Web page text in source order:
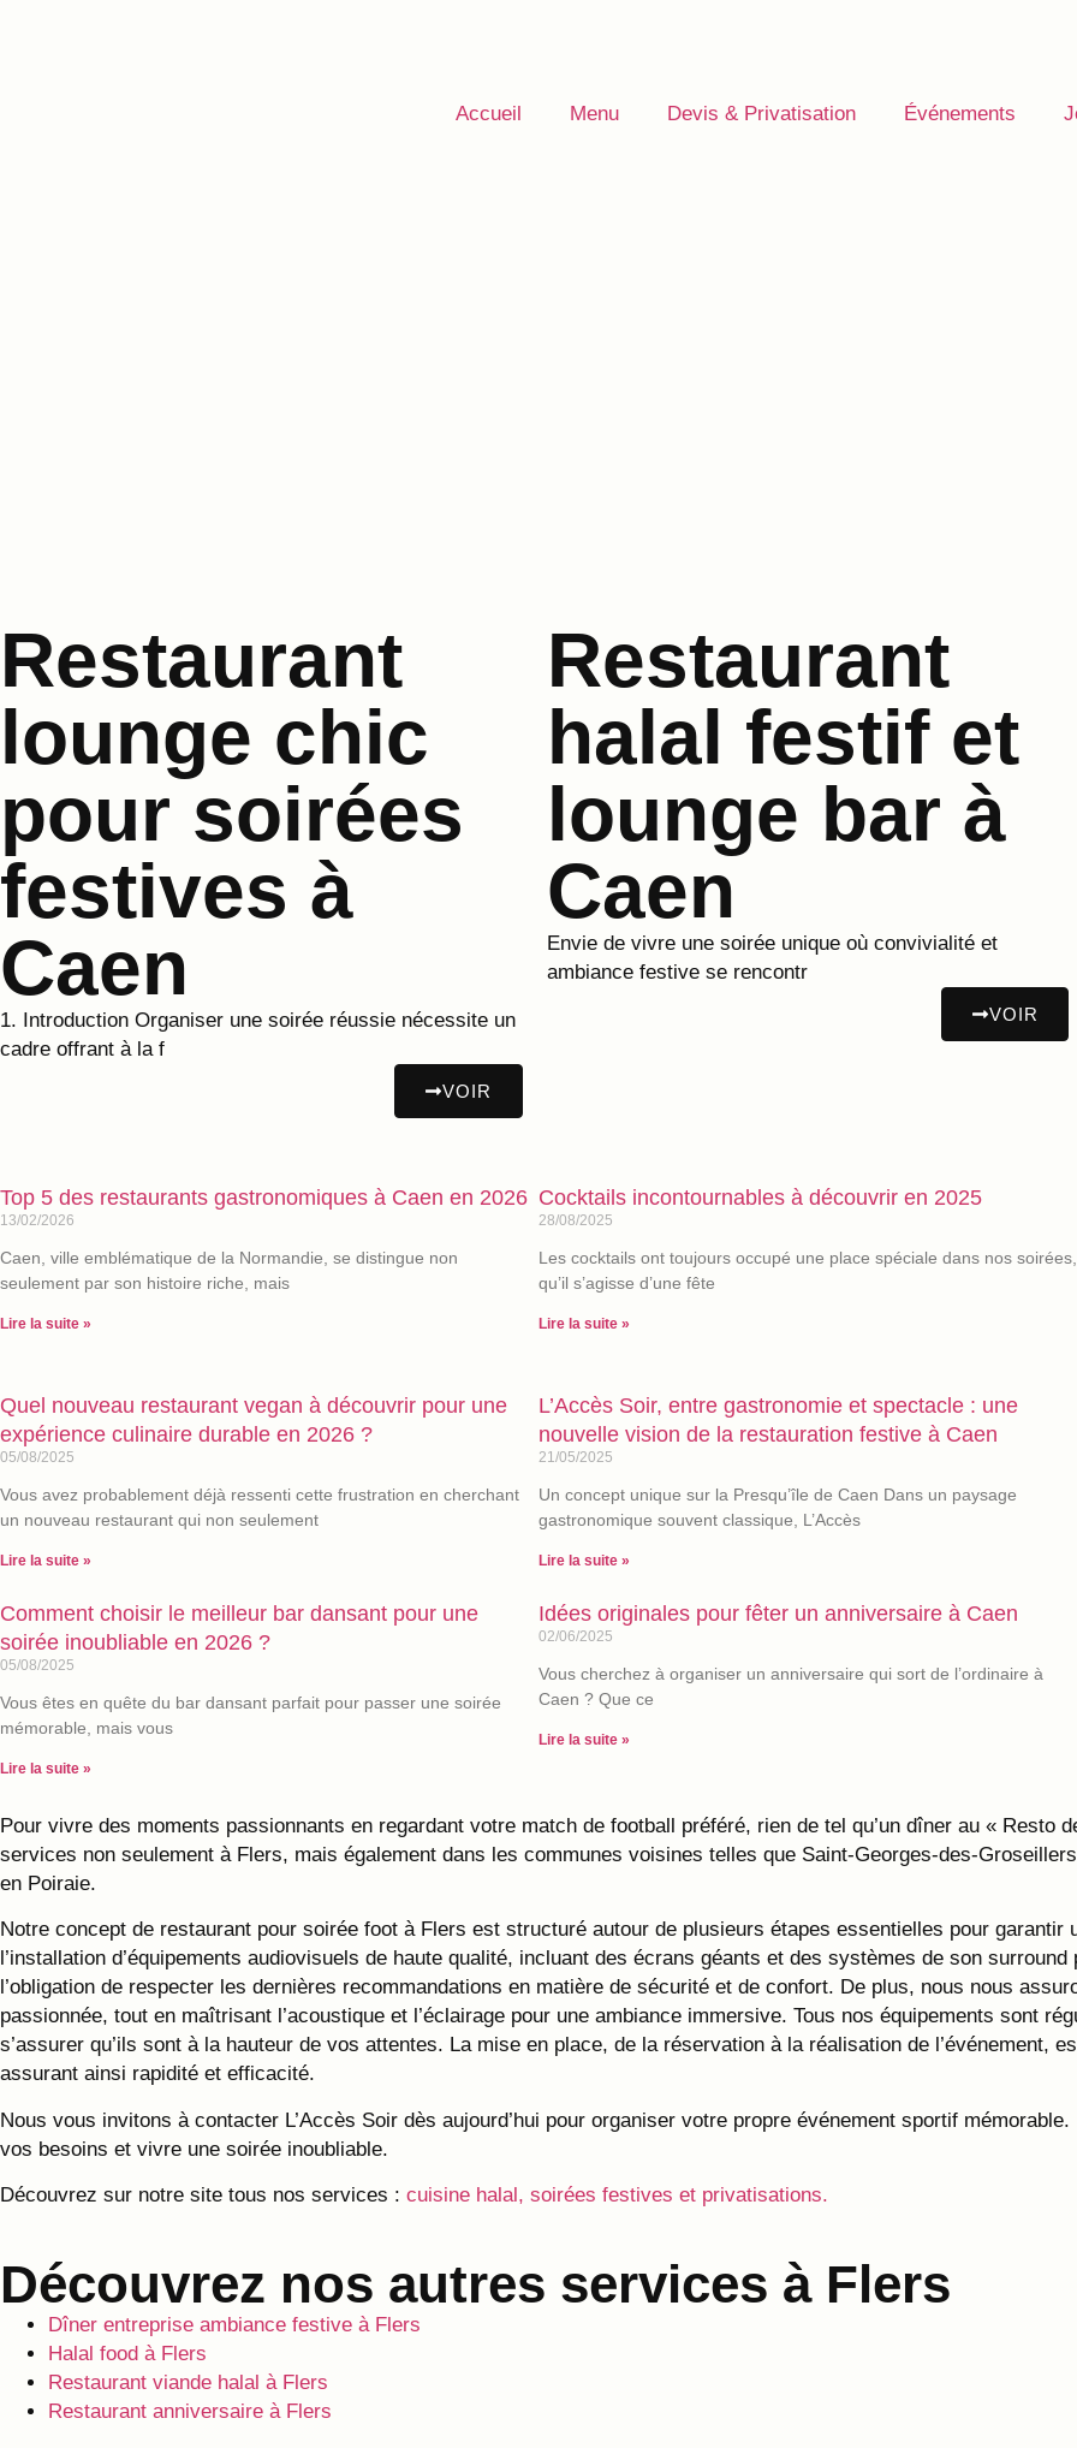
Accueil Menu Devis & Privatisation Événements
Restaurant
lounge chic
pour soirées
festives à
Caen
1. Introduction Organiser une soirée réussie nécessite un
cadre offrant à la f
VOIR
Restaurant
halal festif et
lounge bar à
Caen
Envie de vivre une soirée unique où convivialité et
ambiance festive se rencontr
VOIR
Top 5 des restaurants gastronomiques à Caen en 2026
13/02/2026
Caen, ville emblématique de la Normandie, se distingue non
seulement par son histoire riche, mais
Lire la suite »
Cocktails incontournables à découvrir en 2025
28/08/2025
Les cocktails ont toujours occupé une place spéciale dans nos soirées,
qu’il s’agisse d’une fête
Lire la suite »
Quel nouveau restaurant vegan à découvrir pour une
expérience culinaire durable en 2026 ?
05/08/2025
Vous avez probablement déjà ressenti cette frustration en cherchant
un nouveau restaurant qui non seulement
Lire la suite »
L’Accès Soir, entre gastronomie et spectacle : une
nouvelle vision de la restauration festive à Caen
21/05/2025
Un concept unique sur la Presqu’île de Caen Dans un paysage
gastronomique souvent classique, L’Accès
Lire la suite »
Comment choisir le meilleur bar dansant pour une
soirée inoubliable en 2026 ?
05/08/2025
Vous êtes en quête du bar dansant parfait pour passer une soirée
mémorable, mais vous
Lire la suite »
Idées originales pour fêter un anniversaire à Caen
02/06/2025
Vous cherchez à organiser un anniversaire qui sort de l’ordinaire à
Caen ? Que ce
Lire la suite »
Pour vivre des moments passionnants en regardant votre match de football préféré, rien de tel qu’un dîner au « Resto
services non seulement à Flers, mais également dans les communes voisines telles que Saint-Georges-des-
en Poiraie.
Notre concept de restaurant pour soirée foot à Flers est structuré autour de plusieurs étapes essentielles pour
l’installation d’équipements audiovisuels de haute qualité, incluant des écrans géants et des systèmes de son
l’obligation de respecter les dernières recommandations en matière de sécurité et de confort. De plus, nous nous
passionnée, tout en maîtrisant l’acoustique et l’éclairage pour une ambiance immersive. Tous nos équipements sont
s’assurer qu’ils sont à la hauteur de vos attentes. La mise en place, de la réservation à la réalisation de l’événement,
assurant ainsi rapidité et efficacité.
Nous vous invitons à contacter L’Accès Soir dès aujourd’hui pour organiser votre propre événement sportif
vos besoins et vivre une soirée inoubliable.
Découvrez sur notre site tous nos services : cuisine halal, soirées festives et privatisations.
Découvrez nos autres services à Flers
Dîner entreprise ambiance festive à Flers
Halal food à Flers
Restaurant viande halal à Flers
Restaurant anniversaire à Flers